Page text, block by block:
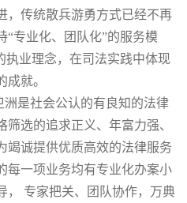
，传统散兵游勇方式已经不再
“专业化、团队化”的服务模
执业理念，在司法实践中体现
成就。
是社会公认的有良知的法律
选的追求正义、年富力强、
竭诚提供优质高效的法律服务
每一项业务均有专业化办案小
， 专家把关、团队协作，万典